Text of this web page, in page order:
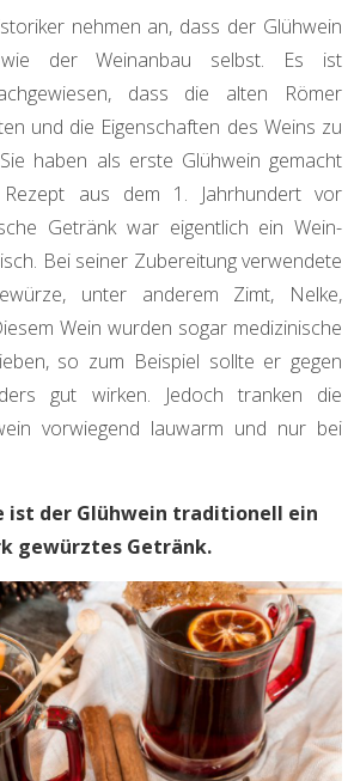
nehmen an, dass der Glühwein
der Weinanbau selbst. Es ist
dass die alten Römer
und die Eigenschaften des Weins zu
haben als erste Glühwein gemacht
aus dem 1. Jahrhundert vor
Getränk war eigentlich ein Wein-
Bei seiner Zubereitung verwendete
unter anderem Zimt, Nelke,
Wein wurden sogar medizinische
so zum Beispiel sollte er gegen
gut wirken. Jedoch tranken die
vorwiegend lauwarm und nur bei
ist der Glühwein traditionell ein
gewürztes Getränk.